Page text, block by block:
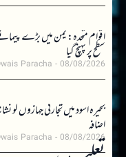
اقوام متحدہ: یمن میں بڑے
سطح پر پہنچ گیا
Paracha 08/08/2026
بحیرہ اسود میں تجارتی جہازوں
اضافہ
Paracha 08/08/2026